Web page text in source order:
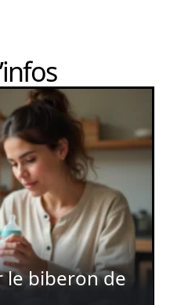
le biberon de